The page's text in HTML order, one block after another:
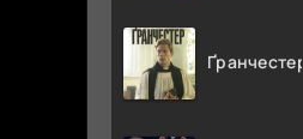
Ґранчестер